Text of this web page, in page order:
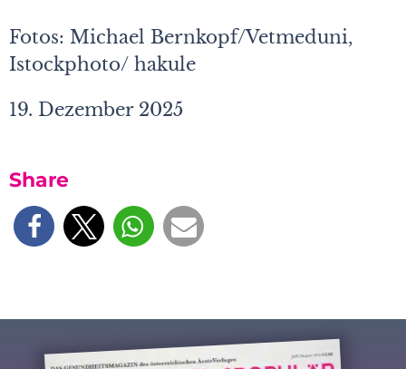
Fotos: Michael Bernkopf/Vetmeduni,
Istockphoto/ hakule
19. Dezember 2025
Share